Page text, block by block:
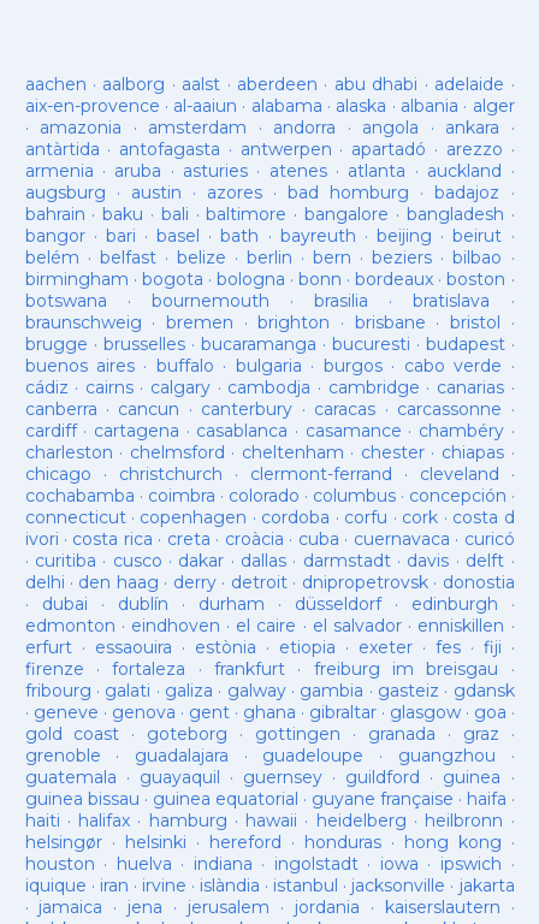
aachen · aalborg · aalst · aberdeen · abu dhabi · adelaide ·
aix-en-provence · al-aaiun · alabama · alaska · albania · alger
· amazonia · amsterdam · andorra · angola · ankara ·
antàrtida · antofagasta · antwerpen · apartadó · arezzo ·
armenia · aruba · asturies· atenes· atlanta · auckland ·
augsburg · austin · azores·bad homburg ·badajoz ·
bahrain ·baku · bali ·baltimore ·bangalore · bangladesh ·
bangor· bari ·basel ·bath · bayreuth ·beijing ·beirut ·
belém · belfast· belize · berlin ·bern ·beziers ·bilbao ·
birmingham · bogota · bologna ·bonn ·bordeaux ·boston ·
botswana · bournemouth ·brasilia ·bratislava ·
braunschweig · bremen ·brighton · brisbane · bristol ·
brugge · brusselles· bucaramanga · bucuresti · budapest·
buenos aires· buffalo · bulgaria · burgos· cabo verde ·
cádiz · cairns· calgary · cambodja · cambridge · canarias·
canberra · cancun · canterbury · caracas · carcassonne ·
cardiff· cartagena · casablanca · casamance · chambéry·
charleston · chelmsford · cheltenham · chester· chiapas ·
chicago · christchurch · clermont-ferrand · cleveland ·
cochabamba · coimbra · colorado · columbus· concepción ·
connecticut· copenhagen · cordoba · corfu · cork · costa d
ivori · costa rica · creta · croàcia · cuba · cuernavaca · curicó
· curitiba · cusco · dakar · dallas · darmstadt· davis · delft ·
delhi · den haag · derry· detroit· dnipropetrovsk· donostia
· dubai · dublín · durham · düsseldorf· edinburgh ·
edmonton · eindhoven · el caire · el salvador · enniskillen ·
erfurt· essaouira · estònia · etiopia · exeter· fes· fiji ·
firenze ·fortaleza · frankfurt· freiburg im breisgau ·
fribourg · galati · galiza · galway· gambia · gasteiz · gdansk
· geneve · genova · gent· ghana · gibraltar· glasgow· goa ·
gold coast · goteborg · gottingen · granada · graz ·
grenoble · guadalajara · guadeloupe · guangzhou ·
guatemala · guayaquil · guernsey· guildford · guinea ·
guinea bissau · guinea equatorial · guyane française · haifa ·
haiti · halifax · hamburg · hawaii · heidelberg · heilbronn ·
helsingør· helsinki · hereford · honduras· hong kong ·
houston · huelva · indiana · ingolstadt· iowa · ipswich ·
iquique · iran · irvine · islàndia · istanbul · jacksonville · jakarta
· jamaica · jena · jerusalem · jordania · kaiserslautern ·